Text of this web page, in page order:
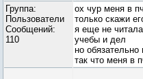
Группа:
Пользователи
Сообщений:
110
ох чур меня в
только скажи
я еще не
учебы и дел
но обязательно
так что меня в